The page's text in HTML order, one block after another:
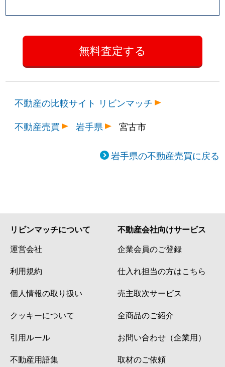
不動産の比較サイト リビンマッチ
不動産売買
岩手県 宮古市
岩手県の不動産売買に戻る
リビンマッチについて
運営会社
利用規約
個人情報の取り扱い
クッキーについて
引用ルール
不動産用語集
不動産会社向けサービス
企業会員のご登録
仕入れ担当の方はこちら
売主取次サービス
全商品のご紹介
お問い合わせ（企業用）
取材のご依頼